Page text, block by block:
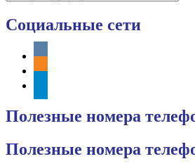
Социальные сети
vkontakte
odnoklassniki
Полезные номера
Полезные номера